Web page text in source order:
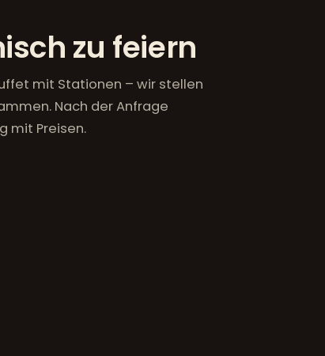
zu feiern
mit Stationen – wir stellen
Nach der Anfrage
mit Preisen.